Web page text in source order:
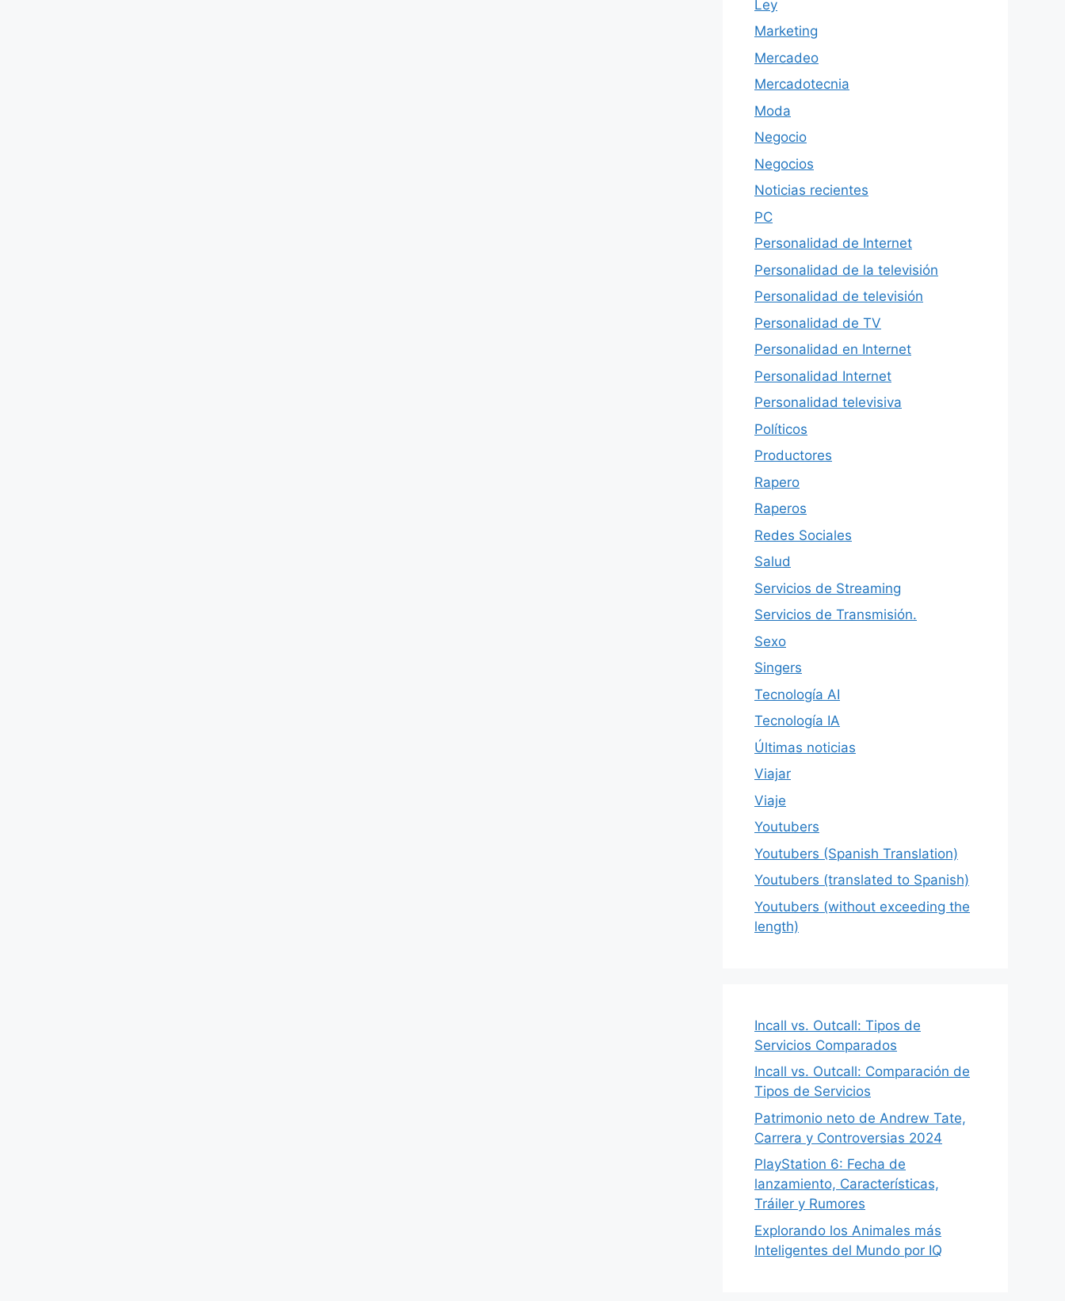
Ley
Marketing
Mercadeo
Mercadotecnia
Moda
Negocio
Negocios
Noticias recientes
PC
Personalidad de Internet
Personalidad de la televisión
Personalidad de televisión
Personalidad de TV
Personalidad en Internet
Personalidad Internet
Personalidad televisiva
Políticos
Productores
Rapero
Raperos
Redes Sociales
Salud
Servicios de Streaming
Servicios de Transmisión.
Sexo
Singers
Tecnología AI
Tecnología IA
Últimas noticias
Viajar
Viaje
Youtubers
Youtubers (Spanish Translation)
Youtubers (translated to Spanish)
Youtubers (without exceeding the
length)
Incall vs. Outcall: Tipos de
Servicios Comparados
Incall vs. Outcall: Comparación de
Tipos de Servicios
Patrimonio neto de Andrew Tate,
Carrera y Controversias 2024
PlayStation 6: Fecha de
lanzamiento, Características,
Tráiler y Rumores
Explorando los Animales más
Inteligentes del Mundo por IQ